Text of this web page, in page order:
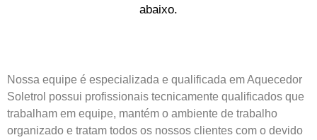
abaixo.
Nossa equipe é especializada e qualificada em Aquecedor
Soletrol possui profissionais tecnicamente qualificados que
trabalham em equipe, mantém o ambiente de trabalho
organizado e tratam todos os nossos clientes com o devido